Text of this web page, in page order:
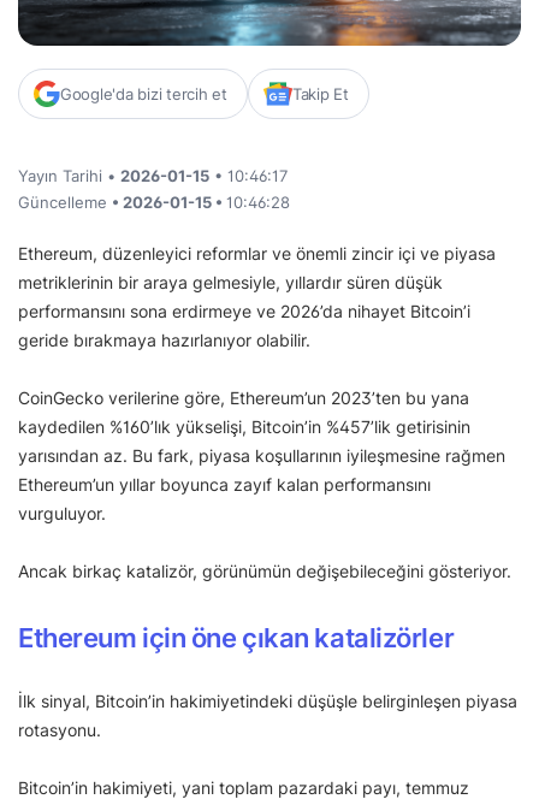
Google'da bizi tercih et Takip Et
Yayın Tarihi • 2026-01-15 • 10:46:17
Güncelleme • 2026-01-15 • 10:46:28
Ethereum, düzenleyici reformlar ve önemli zincir içi ve piyasa
metriklerinin bir araya gelmesiyle, yıllardır süren düşük
performansını sona erdirmeye ve 2026’da nihayet Bitcoin’i
geride bırakmaya hazırlanıyor olabilir.
CoinGecko verilerine göre, Ethereum’un 2023’ten bu yana
kaydedilen %160’lık yükselişi, Bitcoin’in %457’lik getirisinin
yarısından az. Bu fark, piyasa koşullarının iyileşmesine rağmen
Ethereum’un yıllar boyunca zayıf kalan performansını
vurguluyor.
Ancak birkaç katalizör, görünümün değişebileceğini gösteriyor.
Ethereum için öne çıkan katalizörler
İlk sinyal, Bitcoin’in hakimiyetindeki düşüşle belirginleşen piyasa
rotasyonu.
Bitcoin’in hakimiyeti, yani toplam pazardaki payı, temmuz